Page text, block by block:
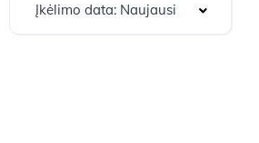
Įkėlimo data: Naujausi